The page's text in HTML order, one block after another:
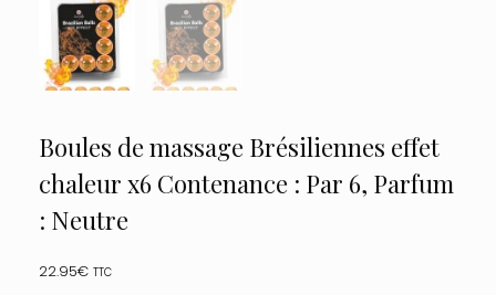
Boules de massage Brésiliennes effet
chaleur x6 Contenance : Par 6, Parfum
: Neutre
22.95€ TTC